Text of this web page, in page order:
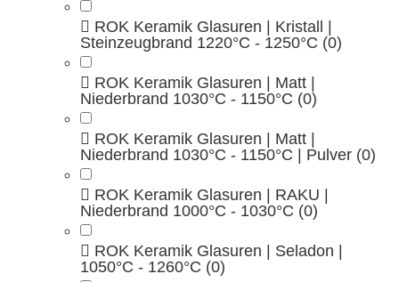
ROK Keramik Glasuren | Kristall |
Steinzeugbrand 1220°C - 1250°C (0)
ROK Keramik Glasuren | Matt |
Niederbrand 1030°C - 1150°C (0)
ROK Keramik Glasuren | Matt |
Niederbrand 1030°C - 1150°C | Pulver (0)
ROK Keramik Glasuren | RAKU |
Niederbrand 1000°C - 1030°C (0)
ROK Keramik Glasuren | Seladon |
1050°C - 1260°C (0)